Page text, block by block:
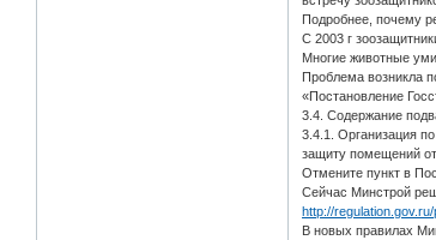
Подробнее, почему
С 2003 г
Многие животные
Проблема возникла
«Постановление
3.4. Содержание
3.4.1. Организация
защиту помещений
Отмените пункт в
Сейчас Минстрой
http://
В новых правилах